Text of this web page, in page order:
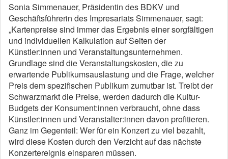
Sonia Simmenauer, Präsidentin des BDKV und
Geschäftsführerin des Impresariats Simmenauer, sagt:
„Kartenpreise sind immer das Ergebnis einer sorgfältigen
und individuellen Kalkulation auf Seiten der
Künstler:innen und Veranstaltungsunternehmen.
Grundlage sind die Veranstaltungskosten, die zu
erwartende Publikumsauslastung und die Frage, welcher
Preis dem spezifischen Publikum zumutbar ist. Treibt der
Schwarzmarkt die Preise, werden dadurch die Kultur-
Budgets der Konsument:innen verbraucht, ohne dass
Künstler:innen und Veranstalter:innen davon profitieren.
Ganz im Gegenteil: Wer für ein Konzert zu viel bezahlt,
wird diese Kosten durch den Verzicht auf das nächste
Konzertereignis einsparen müssen.